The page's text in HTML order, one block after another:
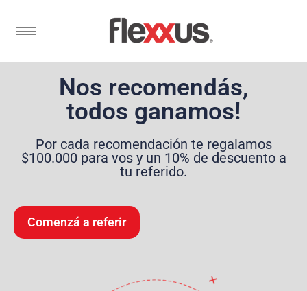
Nos recomendás,
todos ganamos!
Por cada recomendación te regalamos
$100.000 para vos y un 10% de descuento a
tu referido.
Comenzá a referir